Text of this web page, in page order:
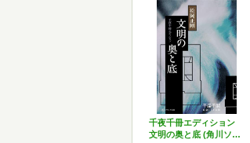
千夜千冊エディション
文明の奥と底 (角川ソ…